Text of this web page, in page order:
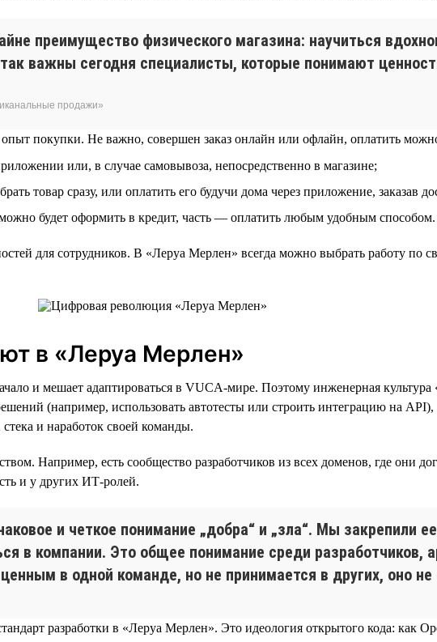
преимущество физического магазина: научиться
важны сегодня специалисты, которые понимают
продажи»
покупки. Не важно, совершен заказ онлайн или офлайн, оплатить
или, в случае самовывоза, непосредственно в магазине;
товар сразу, или оплатить его будучи дома через приложение, заказав
будет оформить в кредит, часть — оплатить любым удобным способом.
для сотрудников. В «Леруа Мерлен» всегда можно выбрать работу по
в «Леруа Мерлен»
и мешает адаптироваться в VUCA-мире. Поэтому инженерная
(например, использовать автотесты или строить интеграцию на
и наработок своей команды.
Например, есть сообщество разработчиков из всех доменов, где они
и у других ИТ-ролей.
и четкое понимание „добра“ и „зла“. Мы закрепили
в компании. Это общее понимание среди разработчиков,
в одной команде, но не принимается в других, оно
разработки в «Леруа Мерлен». Это идеология открытого кода: как